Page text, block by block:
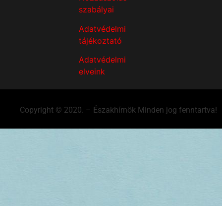
szabályai
Adatvédelmi
tájékoztató
Adatvédelmi
elveink
Copyright © 2020. – Északhírnök Minden jog fenntartva!